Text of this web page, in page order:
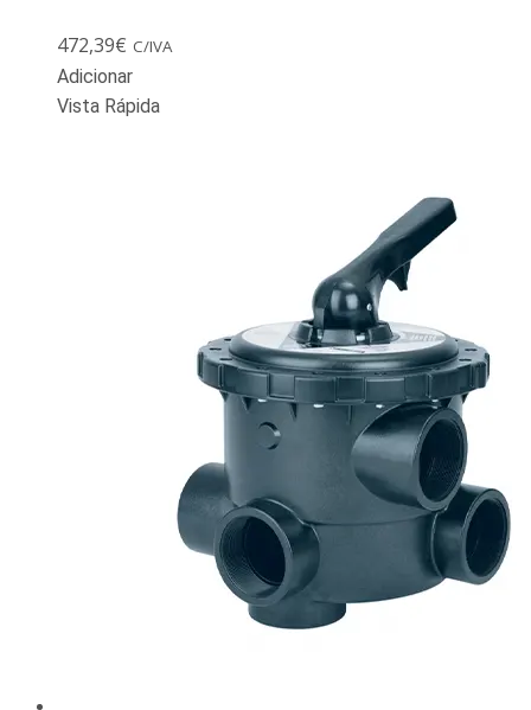
472,39€ C/IVA
Adicionar
Vista Rápida